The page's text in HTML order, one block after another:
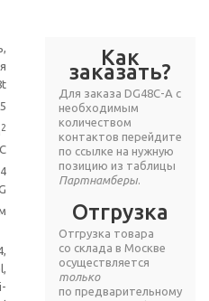
2
Как
заказать?
Для заказа DG48C-A с
необходимым
количеством
контактов перейдите
по ссылке на нужную
позицию из таблицы
Партнамберы.
Отгрузка
Отгрузка товара
со склада в Москве
осуществляется
только
по предварительному